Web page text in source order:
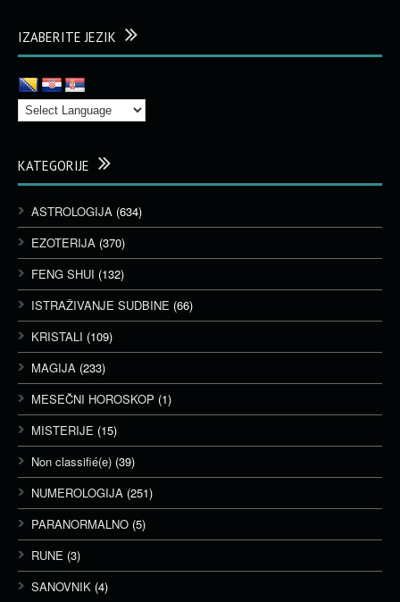
IZABERITE JEZIK
KATEGORIJE
ASTROLOGIJA (634)
EZOTERIJA (370)
FENG SHUI (132)
ISTRAŽIVANJE SUDBINE (66)
KRISTALI (109)
MAGIJA (233)
MESEČNI HOROSKOP (1)
MISTERIJE (15)
Non classifié(e) (39)
NUMEROLOGIJA (251)
PARANORMALNO (5)
RUNE (3)
SANOVNIK (4)